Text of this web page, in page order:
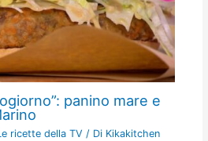
panino mare e
ricette della TV / Di Kikakitchen